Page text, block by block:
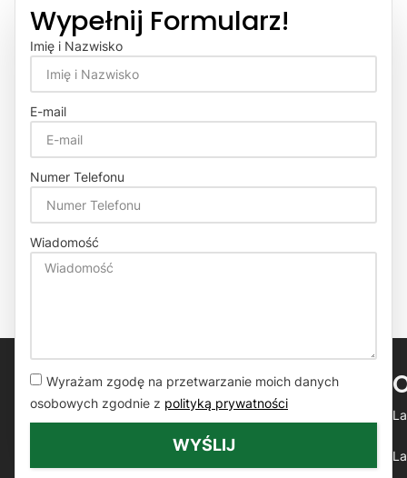
Wypełnij Formularz!
Imię i Nazwisko
E-mail
Numer Telefonu
Wiadomość
Wyrażam zgodę na przetwarzanie moich danych
osobowych zgodnie z polityką prywatności
WYŚLIJ